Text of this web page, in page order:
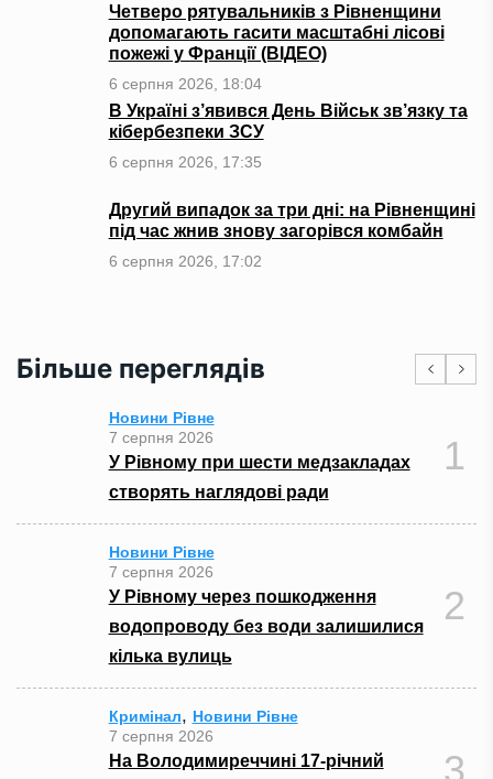
Четверо рятувальників з Рівненщини
допомагають гасити масштабні лісові
пожежі у Франції (ВІДЕО)
6 серпня 2026, 18:04
В Україні з’явився День Військ зв’язку та
кібербезпеки ЗСУ
6 серпня 2026, 17:35
Другий випадок за три дні: на Рівненщині
під час жнив знову загорівся комбайн
6 серпня 2026, 17:02
Більше переглядів
Новини Рівне
7 серпня 2026
У Рівному при шести медзакладах
створять наглядові ради
1
Новини Рівне
7 серпня 2026
У Рівному через пошкодження
водопроводу без води залишилися
кілька вулиць
2
Кримінал, Новини Рівне
7 серпня 2026
На Володимиреччині 17-річний 3